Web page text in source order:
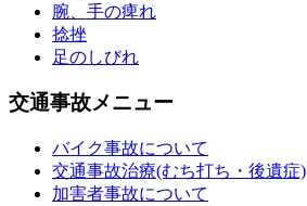
腕、手の痺れ
捻挫
足のしびれ
交通事故メニュー
バイク事故について
交通事故治療(むち打ち・後遺症)
加害者事故について